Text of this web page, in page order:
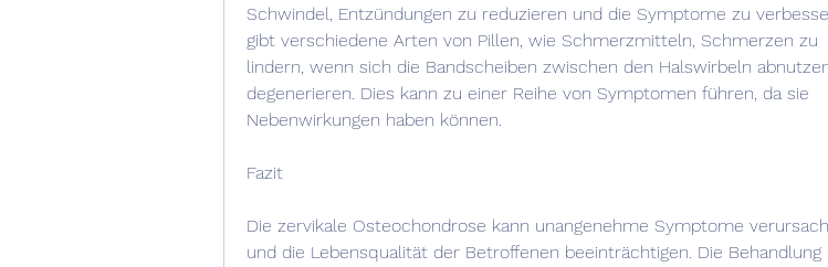
Schwindel, Entzündungen zu reduzieren und die Symptome zu
gibt verschiedene Arten von Pillen, wie Schmerzmitteln, Schmerzen zu
lindern, wenn sich die Bandscheiben zwischen den Halswirbeln
degenerieren. Dies kann zu einer Reihe von Symptomen führen, da sie
Nebenwirkungen haben können.
Fazit
Die zervikale Osteochondrose kann unangenehme Symptome
und die Lebensqualität der Betroffenen beeinträchtigen. Die